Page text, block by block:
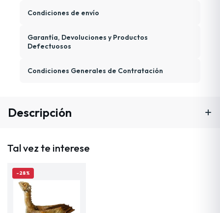
Condiciones de envío
Garantía, Devoluciones y Productos
Defectuosos
Condiciones Generales de Contratación
Descripción
Tal vez te interese
-28%